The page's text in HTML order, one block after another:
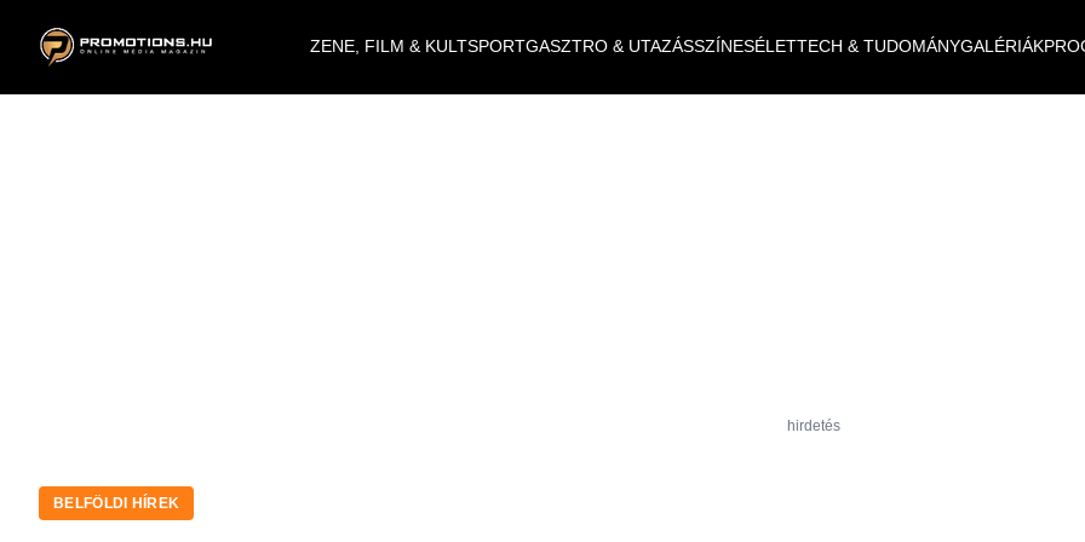
ZENE, FILM & KULTSPORTGASZTRO & UTAZÁSSZÍNESÉLETTECH & TUDOMÁNYGALÉRIÁK
hirdetés
BELFÖLDI HÍREK